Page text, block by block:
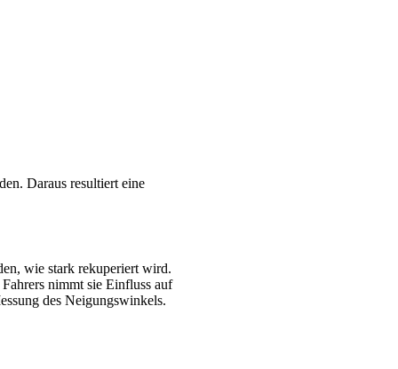
Daraus resultiert eine
wie stark rekuperiert wird.
nimmt sie Einfluss auf
des Neigungswinkels.